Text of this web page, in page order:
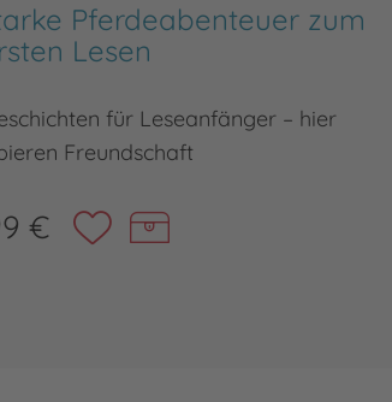
Pferdeabenteuer zum
Lesen
für Leseanfänger – hier
Freundschaft
€